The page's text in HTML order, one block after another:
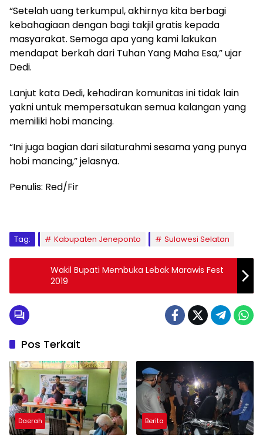
“Setelah uang terkumpul, akhirnya kita berbagi
kebahagiaan dengan bagi takjil gratis kepada
masyarakat. Semoga apa yang kami lakukan
mendapat berkah dari Tuhan Yang Maha Esa,” ujar
Dedi.
Lanjut kata Dedi, kehadiran komunitas ini tidak lain
yakni untuk mempersatukan semua kalangan yang
memiliki hobi mancing.
“Ini juga bagian dari silaturahmi sesama yang punya
hobi mancing,” jelasnya.
Penulis: Red/Fir
Tag: Kabupaten Jeneponto Sulawesi Selatan
Wakil Bupati Membuka Lebak Marawis Fest
2019
Pos Terkait
Daerah Berita